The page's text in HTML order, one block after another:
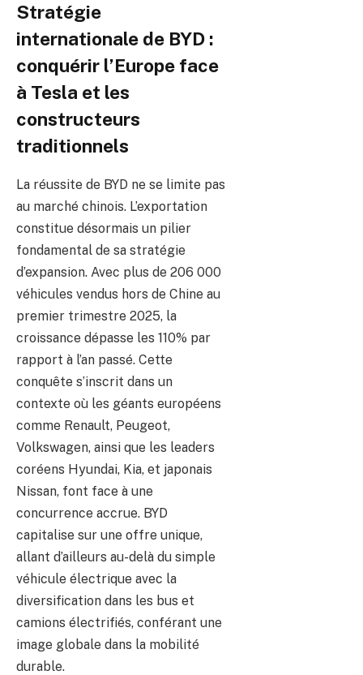
Stratégie
internationale de BYD :
conquérir l’Europe face
à Tesla et les
constructeurs
traditionnels
La réussite de BYD ne se limite pas
au marché chinois. L’exportation
constitue désormais un pilier
fondamental de sa stratégie
d’expansion. Avec plus de 206 000
véhicules vendus hors de Chine au
premier trimestre 2025, la
croissance dépasse les 110% par
rapport à l’an passé. Cette
conquête s’inscrit dans un
contexte où les géants européens
comme Renault, Peugeot,
Volkswagen, ainsi que les leaders
coréens Hyundai, Kia, et japonais
Nissan, font face à une
concurrence accrue. BYD
capitalise sur une offre unique,
allant d’ailleurs au-delà du simple
véhicule électrique avec la
diversification dans les bus et
camions électrifiés, conférant une
image globale dans la mobilité
durable.